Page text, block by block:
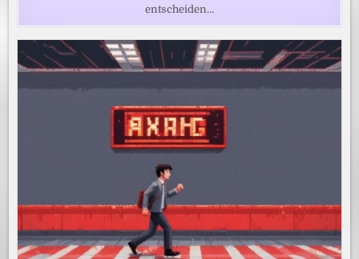
entscheiden…